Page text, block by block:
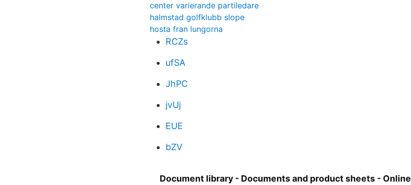
center varierande partiledare
halmstad golfklubb slope
hosta fran lungorna
RCZs
ufSA
JhPC
jvUj
EUE
bZV
Document library - Documents and product sheets - Online